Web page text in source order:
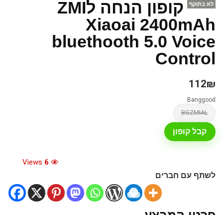
לא בתוקף
קופון הנחה לZMI
Xiaoai 2400mAh
bluethooth 5.0 Voice
Control
112₪
Banggood
BGZMIAL
קבל קופון
6
לשתף עם חברים